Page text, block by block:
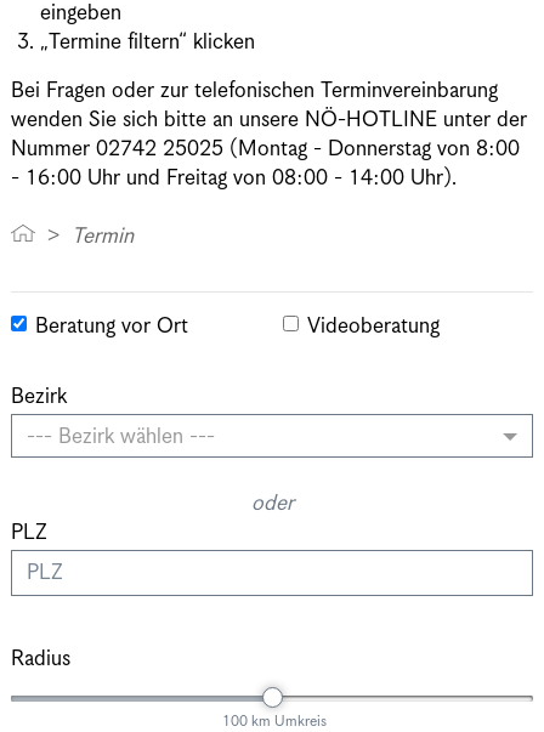
eingeben
„Termine filtern“ klicken
Bei Fragen oder zur telefonischen Terminvereinbarung
wenden Sie sich bitte an unsere NÖ-HOTLINE unter der
Nummer 02742 25025 (Montag - Donnerstag von 8:00
- 16:00 Uhr und Freitag von 08:00 - 14:00 Uhr).
Termin
Beratung vor Ort Videoberatung
Bezirk
--- Bezirk wählen ---
oder
PLZ
Radius
100 km Umkreis